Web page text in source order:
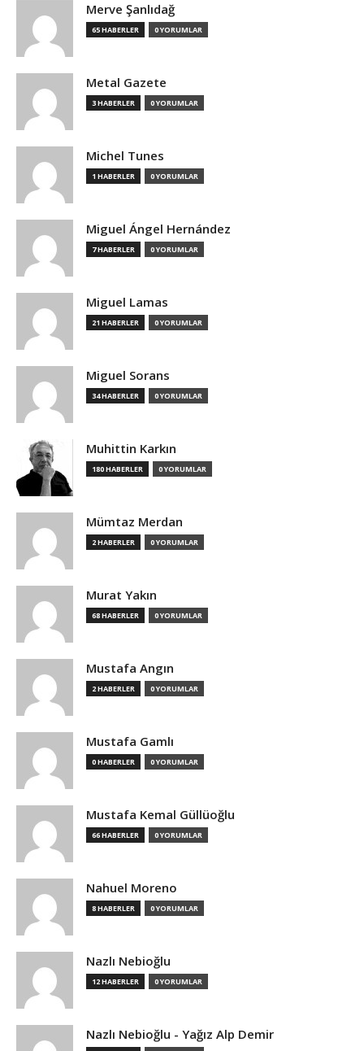
Merve Şanlıdağ
65 HABERLER 0 YORUMLAR
Metal Gazete
3 HABERLER 0 YORUMLAR
Michel Tunes
1 HABERLER 0 YORUMLAR
Miguel Ángel Hernández
7 HABERLER 0 YORUMLAR
Miguel Lamas
21 HABERLER 0 YORUMLAR
Miguel Sorans
34 HABERLER 0 YORUMLAR
Muhittin Karkın
180 HABERLER 0 YORUMLAR
Mümtaz Merdan
2 HABERLER 0 YORUMLAR
Murat Yakın
68 HABERLER 0 YORUMLAR
Mustafa Angın
2 HABERLER 0 YORUMLAR
Mustafa Gamlı
0 HABERLER 0 YORUMLAR
Mustafa Kemal Güllüoğlu
66 HABERLER 0 YORUMLAR
Nahuel Moreno
8 HABERLER 0 YORUMLAR
Nazlı Nebioğlu
12 HABERLER 0 YORUMLAR
Nazlı Nebioğlu - Yağız Alp Demir